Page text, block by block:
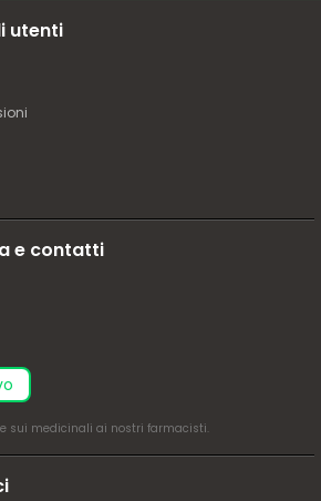
utenti
e contatti
sui medicinali ai nostri farmacisti.